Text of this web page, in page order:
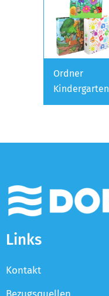
Ordner
Kindergarten
Links
Kontakt